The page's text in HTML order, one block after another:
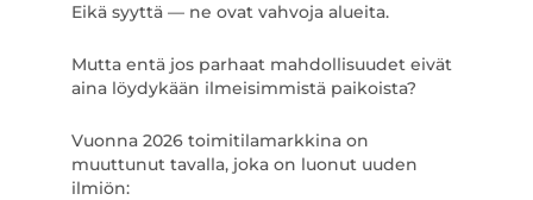
Eikä syyttä — ne ovat vahvoja alueita.
Mutta entä jos parhaat mahdollisuudet eivät
aina löydykään ilmeisimmistä paikoista?
Vuonna 2026 toimitilamarkkina on
muuttunut tavalla, joka on luonut uuden
ilmiön: